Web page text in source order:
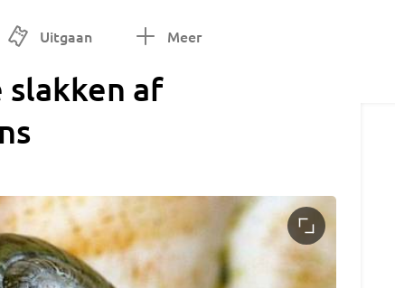
Uitgaan Meer
slakken af